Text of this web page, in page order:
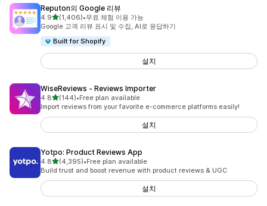
Reputon의 Google 리뷰
4.9별 5개 중
(1,406)
총 리뷰 1406개
•무료 체험 이용 가능
Google 고객 리뷰 표시 및 수집, AI로 응답하기
Built for Shopify
설치
WiseReviews ‑ Reviews Importer
4.8별 5개 중
(144)
총 리뷰 144개
•Free plan available
Import reviews from your favorite e-commerce platforms easily!
설치
Yotpo: Product Reviews App
4.8별 5개 중
(4,395)
총 리뷰 4395개
•Free plan available
Build trust and boost revenue with product reviews & UGC
설치